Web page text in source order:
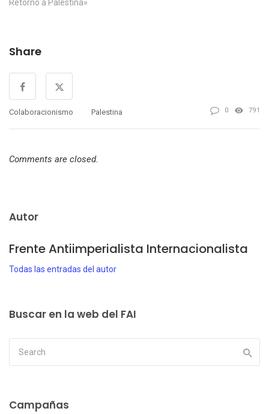
fragmentación de los
como antes. Sin embargo,
proyectando una imagen…
Retorno a Palestina»
Share
Colaboracionismo Palestina 0 791
Comments are closed.
Autor
Frente Antiimperialista Internacionalista
Todas las entradas del autor
Buscar en la web del FAI
Campañas